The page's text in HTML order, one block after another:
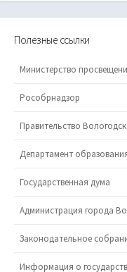
Полезные ссылки
Министерство
Рособрнадзор
Правительство
Департамент
Государственная дума
Администрация города
Законодательное
Информация о